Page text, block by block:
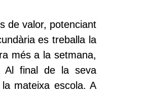
de valor, potenciant
es treballa la
més a la setmana,
Al final de la seva
mateixa escola. A